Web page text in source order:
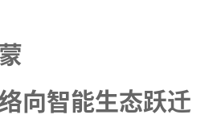
向智能生态跃迁